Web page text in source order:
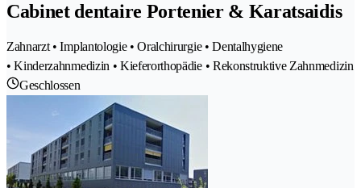
Cabinet dentaire Portenier & Karatsaidis
Zahnarzt • Implantologie • Oralchirurgie • Dentalhygiene
• Kinderzahnmedizin • Kieferorthopädie • Rekonstruktive Zahnmedizin
Geschlossen